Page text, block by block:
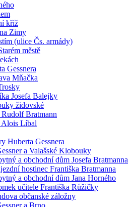
kříž
Zimy
(ulice Čs. armády)
městě
Gessnera
Mňačka
Josefa Balejky
židovské
Rudolf Bratmann
Alois Líbal
Huberta Gessnera
a Valašské Klobouky
a obchodní dům Josefa Bratmanna
hostinec Františka Bratmanna
a obchodní dům Jana Horného
učitele Františka Růžičky
občanské záložny
a Brno